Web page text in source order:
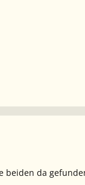
beiden da